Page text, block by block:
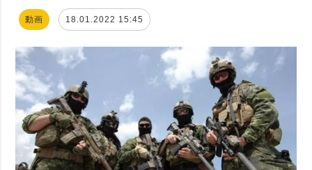
被占領地
政治
経済・復興
防衛
社会・文化
スポーツ
犯罪
コンタクト
動画 18.01.2022 15:45